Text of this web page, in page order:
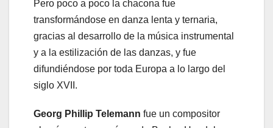
Pero poco a poco la chacona fue
transformándose en danza lenta y ternaria,
gracias al desarrollo de la música instrumental
y a la estilización de las danzas, y fue
difundiéndose por toda Europa a lo largo del
siglo XVII.
Georg Phillip Telemann fue un compositor